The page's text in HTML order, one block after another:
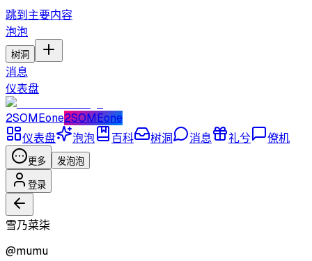
跳到主要内容
泡泡
树洞
消息
仪表盘
2SOMEone2SOMEone
仪表盘
泡泡 百科 树洞 消息 礼兮 僚机
更多 发泡泡
登录
雪乃菜柒
@mumu